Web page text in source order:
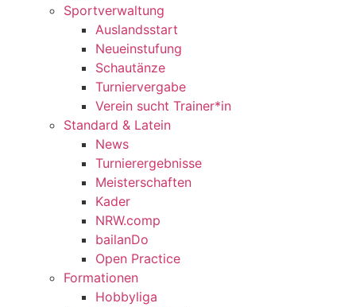
Sportverwaltung
Auslandsstart
Neueinstufung
Schautänze
Turniervergabe
Verein sucht Trainer*in
Standard & Latein
News
Turnierergebnisse
Meisterschaften
Kader
NRW.comp
bailanDo
Open Practice
Formationen
Hobbyliga